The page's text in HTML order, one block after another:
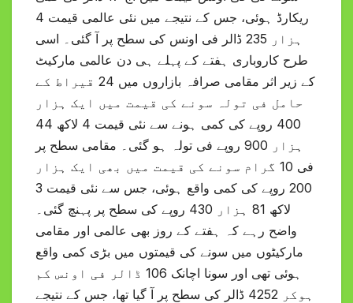
ریکارڈ ہوئی، جس کے نتیجے میں نئی عالمی قیمت 4
ہزار 235 ڈالر فی اونس کی سطح پر آ گئی۔ اسی
طرح کاروباری ہفتے کے پہلے ہی دن عالمی مارکیٹ
کے زیر اثر مقامی صرافہ بازاروں میں 24 قیراط کے
حامل فی تولہ سونے کی قیمت میں ایک ہزار
400 روپے کی کمی ہونے سے نئی قیمت 4 لاکھ 44
ہزار 900 روپے فی تولہ ہو گئی۔ مقامی سطح پر
فی 10 گرام سونے کی قیمت میں بھی ایک ہزار
200 روپے کی کمی واقع ہوئی، جس سے نئی قیمت 3
لاکھ 81 ہزار 430 روپے کی سطح پر پہنچ گئی۔
واضح رہے کہ ہفتے کے روز بھی عالمی اور مقامی
مارکیٹوں میں سونے کی قیمتوں میں بڑی کمی واقع
ہوئی تھی اور سونا اچانک 106 ڈالر فی اونس کم
ہوکر 4252 ڈالر کی سطح پر آ گیا تھا، جس کے نتیجے